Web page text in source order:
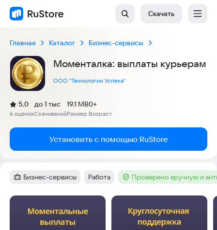
Скачать
Главная Каталог Бизнес-сервисы
Моменталка: выплаты курьерам
ООО "Технологии Успеха"
Рейтинг:
5,0
(
6 оценок
)
Скачиваний
до 1 тыс
Размер
19.1 MB
Возраст
0+
Установить с помощью RuStore
Категория :
Бизнес-сервисы Тег:
Работа Тег :Проверено вручную и
Скриншоты